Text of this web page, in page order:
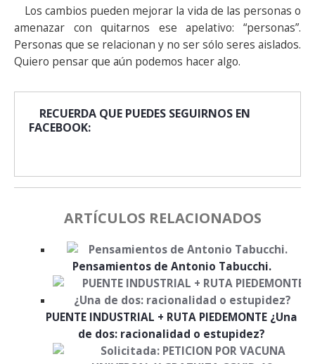
Los cambios pueden mejorar la vida de las personas o
amenazar con quitarnos ese apelativo: “personas”.
Personas que se relacionan y no ser sólo seres aislados.
Quiero pensar que aún podemos hacer algo.
RECUERDA QUE PUEDES SEGUIRNOS EN
FACEBOOK:
ARTÍCULOS RELACIONADOS
Pensamientos de Antonio Tabucchi.
PUENTE INDUSTRIAL + RUTA PIEDEMONTE ¿Una
de dos: racionalidad o estupidez?